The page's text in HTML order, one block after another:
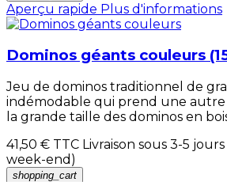
Aperçu rapide Plus d'informations
Dominos géants couleurs
Jeu de dominos traditionnel de
indémodable qui prend une autre
la grande taille des dominos en
41,50 € TTC Livraison sous 3-5
week-end)
shopping_cart